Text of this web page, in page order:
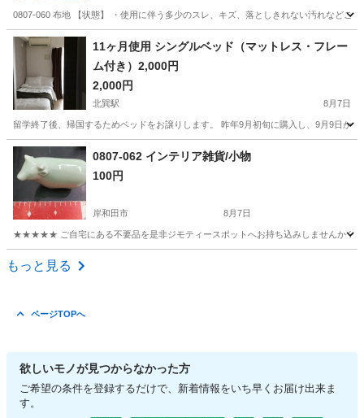
0807-060 布地 【状態】 ・使用に伴う多少のスレ、キズ、落としきれない汚れなど
大阪 枚方市 ファブリック、カバー 現地
11ヶ月使用 シングルベッド（マットレス・フレー
ム付き）2,000円
2,000円
北巽駅 8月7日
留学終了後、帰国するためベッドをお譲りします。 昨年9月初旬に購入し、9月9日か
大阪 大阪市 ベッド フレーム
0807-062 インテリア雑貨/小物
100円
岸和田市 8月7日
★★★★★ ご自宅にある不要品を是非ジモティースポットへお持ち込みしませんか？
大阪 岸和田市
もっと見る
ページTOPへ
欲しいモノが見つからなかった方
ご希望の条件を登録するだけで、新着情報をいち早くお届け出来ま
す。